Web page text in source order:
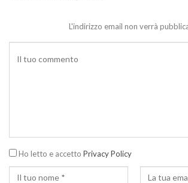
L'indirizzo email non verrà
Ho letto e accetto Privacy Policy